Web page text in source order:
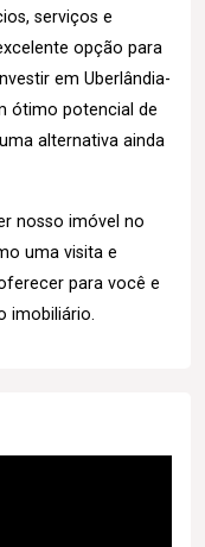
serviços e
opção para
em Uberlândia-
ótimo potencial de
alternativa ainda
nosso imóvel no
uma visita e
para você e
imobiliário.